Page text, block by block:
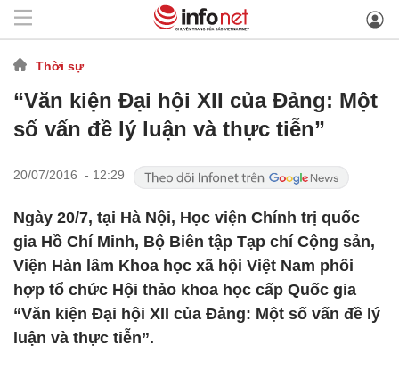
Thời sự
“Văn kiện Đại hội XII của Đảng: Một
số vấn đề lý luận và thực tiễn”
20/07/2016 - 12:29
Ngày 20/7, tại Hà Nội, Học viện Chính trị quốc
gia Hồ Chí Minh, Bộ Biên tập Tạp chí Cộng sản,
Viện Hàn lâm Khoa học xã hội Việt Nam phối
hợp tổ chức Hội thảo khoa học cấp Quốc gia
“Văn kiện Đại hội XII của Đảng: Một số vấn đề lý
luận và thực tiễn”.